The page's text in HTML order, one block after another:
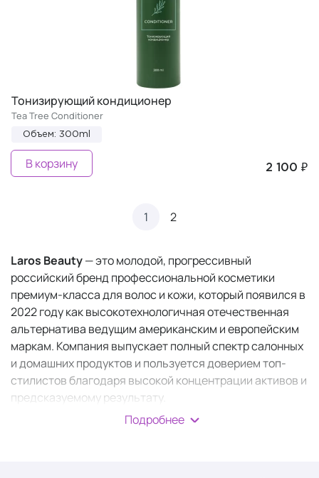
Тонизирующий кондиционер
Tea Tree Conditioner
Объем: 300ml
2 100 ₽
В корзину
1 2
Laros Beauty— это молодой, прогрессивный
российский бренд профессиональной косметики
премиум-класса для волос и кожи, который появился в
2022 году как высокотехнологичная отечественная
альтернатива ведущим американским и европейским
маркам. Компания выпускает полный спектр салонных
и домашних продуктов и пользуется доверием топ-
стилистов благодаря высокой концентрации активов и
предсказуемому результату.
Основатель компании Олег Ларионов, имеющий более
Подробнее